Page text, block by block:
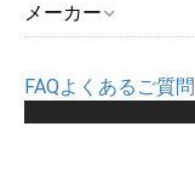
メーカー
FAQよくあるご質問